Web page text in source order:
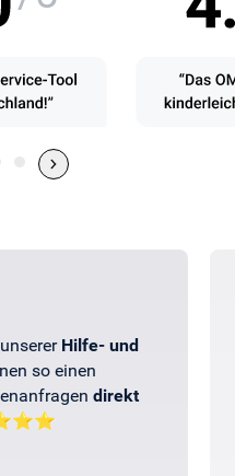
Hilfe- und
so einen
direkt